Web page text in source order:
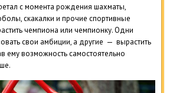
с момента рождения шахматы,
скакалки и прочие спортивные
чемпиона или чемпионку. Одни
свои амбиции, а другие — вырастить
ему возможность самостоятельно